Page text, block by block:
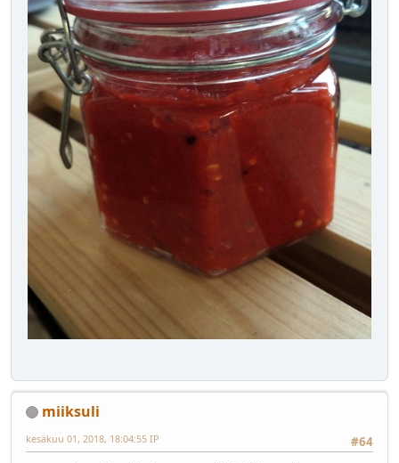
miiksuli
#64
kesäkuu 01, 2018, 18:04:55 IP